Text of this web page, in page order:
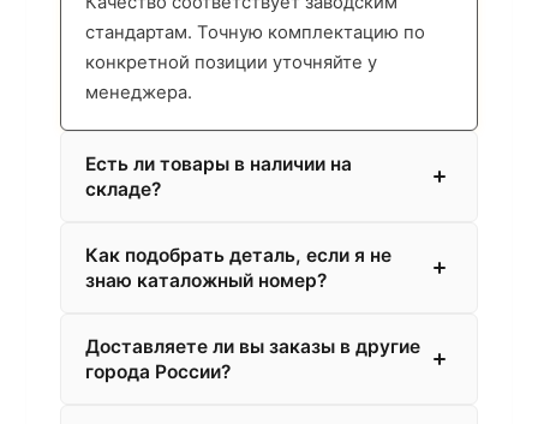
стандартам. Точную комплектацию по
конкретной позиции уточняйте у
менеджера.
Есть ли товары в наличии на
складе?
Как подобрать деталь, если я не
знаю каталожный номер?
Доставляете ли вы заказы в другие
города России?